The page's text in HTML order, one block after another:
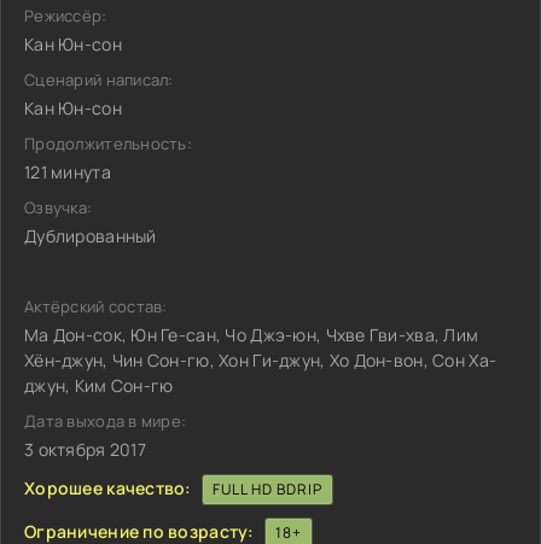
Режиссёр:
Кан Юн-сон
Сценарий написал:
Кан Юн-сон
Продолжительность:
121 минута
Озвучка:
Дублированный
Актёрский состав:
Ма Дон-сок, Юн Ге-сан, Чо Джэ-юн, Чхве Гви-хва, Лим
Хён-джун, Чин Сон-гю, Хон Ги-джун, Хо Дон-вон, Сон Ха-
джун, Ким Сон-гю
Дата выхода в мире:
3 октября 2017
Хорошее качество:
FULL HD BDRIP
Ограничение по возрасту: 18+